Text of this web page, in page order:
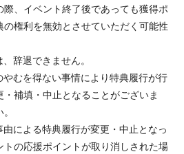
、イベント終了後であっても獲得ポ
権利を無効とさせていただく可能性
辞退できません。
むを得ない事情により特典履行が行
補填・中止となることがございま
による特典履行が変更・中止となっ
の応援ポイントが取り消しされた場